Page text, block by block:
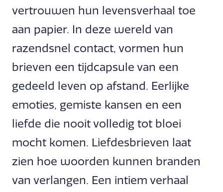
vertrouwen hun levensverhaal toe
aan papier. In deze wereld van
razendsnel contact, vormen hun
brieven een tijdcapsule van een
gedeeld leven op afstand. Eerlijke
emoties, gemiste kansen en een
liefde die nooit volledig tot bloei
mocht komen. Liefdesbrieven laat
zien hoe woorden kunnen branden
van verlangen. Een intiem verhaal